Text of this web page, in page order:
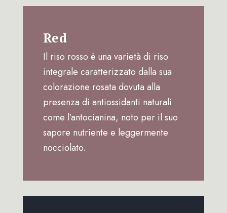
Red
Il riso rosso è una varietà di riso
integrale caratterizzato dalla sua
colorazione rosata dovuta alla
presenza di antiossidanti naturali
come l’antocianina, noto per il suo
sapore nutriente e leggermente
nocciolato.